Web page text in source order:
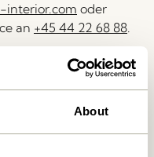
About
interior.com oder
an +45 44 22 68 88.